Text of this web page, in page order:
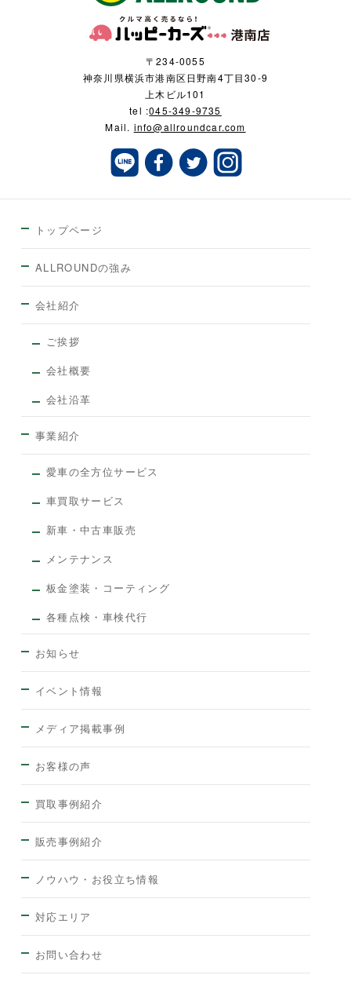
〒234-0055
神奈川県横浜市港南区日野南4丁目30-9
上木ビル101
tel :045-349-9735
Mail. info@allroundcar.com
トップページ
ALLROUNDの強み
会社紹介
ご挨拶
会社概要
会社沿革
事業紹介
愛車の全方位サービス
車買取サービス
新車・中古車販売
メンテナンス
板金塗装・コーティング
各種点検・車検代行
お知らせ
イベント情報
メディア掲載事例
お客様の声
買取事例紹介
販売事例紹介
ノウハウ・お役立ち情報
対応エリア
お問い合わせ